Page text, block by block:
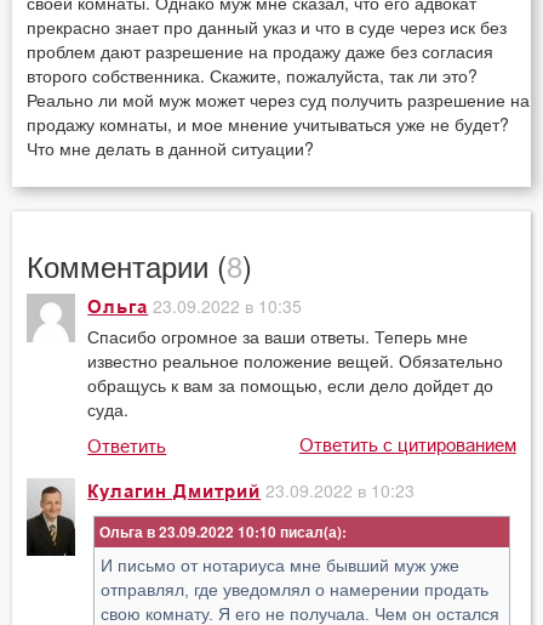
прекрасно знает про данный указ и что в суде через иск без
проблем дают разрешение на продажу даже без согласия
второго собственника. Скажите, пожалуйста, так ли это?
Реально ли мой муж может через суд получить разрешение на
продажу комнаты, и мое мнение учитываться уже не будет?
Что мне делать в данной ситуации?
Комментарии (8)
Ольга 23.09.2022 в 10:35
Спасибо огромное за ваши ответы. Теперь мне
известно реальное положение вещей. Обязательно
обращусь к вам за помощью, если дело дойдет до
суда.
Ответить Ответить с цитированием
Кулагин Дмитрий 23.09.2022 в 10:23
Ольга в 23.09.2022 10:10
И письмо от нотариуса мне бывший муж уже
отправлял, где уведомлял о намерении продать
свою комнату. Я его не получала. Чем он остался